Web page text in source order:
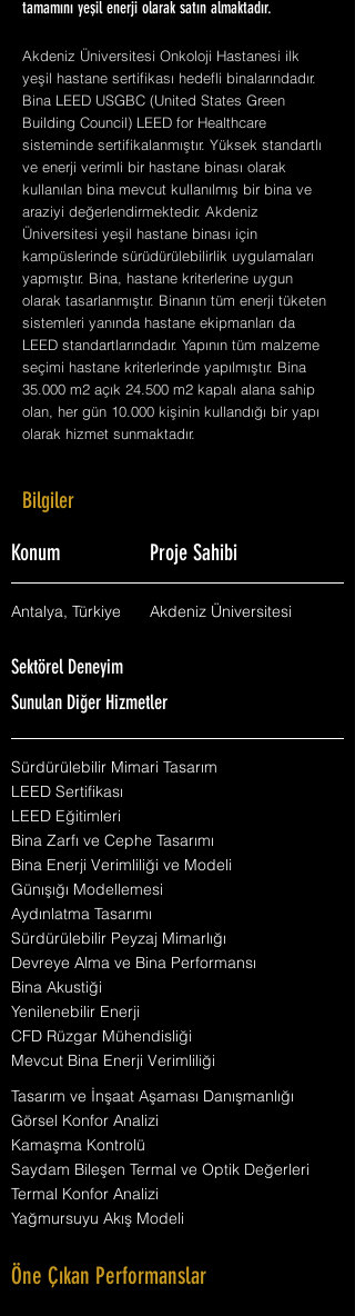
tamamını yeşil enerji olarak satın almaktadır.
Akdeniz Üniversitesi Onkoloji Hastanesi ilk
yeşil hastane sertifikası hedefli binalarındadır.
Bina LEED USGBC (United States Green
Building Council) LEED for Healthcare
sisteminde sertifikalanmıştır. Yüksek standartlı
ve enerji verimli bir hastane binası olarak
kullanılan bina mevcut kullanılmış bir bina ve
araziyi değerlendirmektedir. Akdeniz
Üniversitesi yeşil hastane binası için
kampüslerinde sürüdürülebilirlik uygulamaları
yapmıştır. Bina, hastane kriterlerine uygun
olarak tasarlanmıştır. Binanın tüm enerji tüketen
sistemleri yanında hastane ekipmanları da
LEED standartlarındadır. Yapının tüm malzeme
seçimi hastane kriterlerinde yapılmıştır. Bina
35.000 m2 açık 24.500 m2 kapalı alana sahip
olan, her gün 10.000 kişinin kullandığı bir yapı
olarak hizmet sunmaktadır.
Bilgiler
Konum Proje Sahibi
Antalya, Türkiye Akdeniz Üniversitesi
Sektörel Deneyim
Sunulan Diğer Hizmetler
Sürdürülebilir Mimari Tasarım
LEED Sertifikası
LEED Eğitimleri
Bina Zarfı ve Cephe Tasarımı
Bina Enerji Verimliliği ve Modeli
Günışığı Modellemesi
Aydınlatma Tasarımı
Sürdürülebilir Peyzaj Mimarlığı
Devreye Alma ve Bina Performansı
Bina Akustiği
Yenilenebilir Enerji
CFD Rüzgar Mühendisliği
Mevcut Bina Enerji Verimliliği
Tasarım ve İnşaat Aşaması Danışmanlığı
Görsel Konfor Analizi
Kamaşma Kontrolü
Saydam Bileşen Termal ve Optik Değerleri
Termal Konfor Analizi
Yağmursuyu Akış Modeli
Öne Çıkan Performanslar